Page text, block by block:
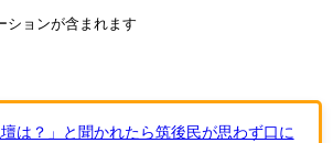
ションが含まれます
は？」と聞かれたら筑後民が思わず口に